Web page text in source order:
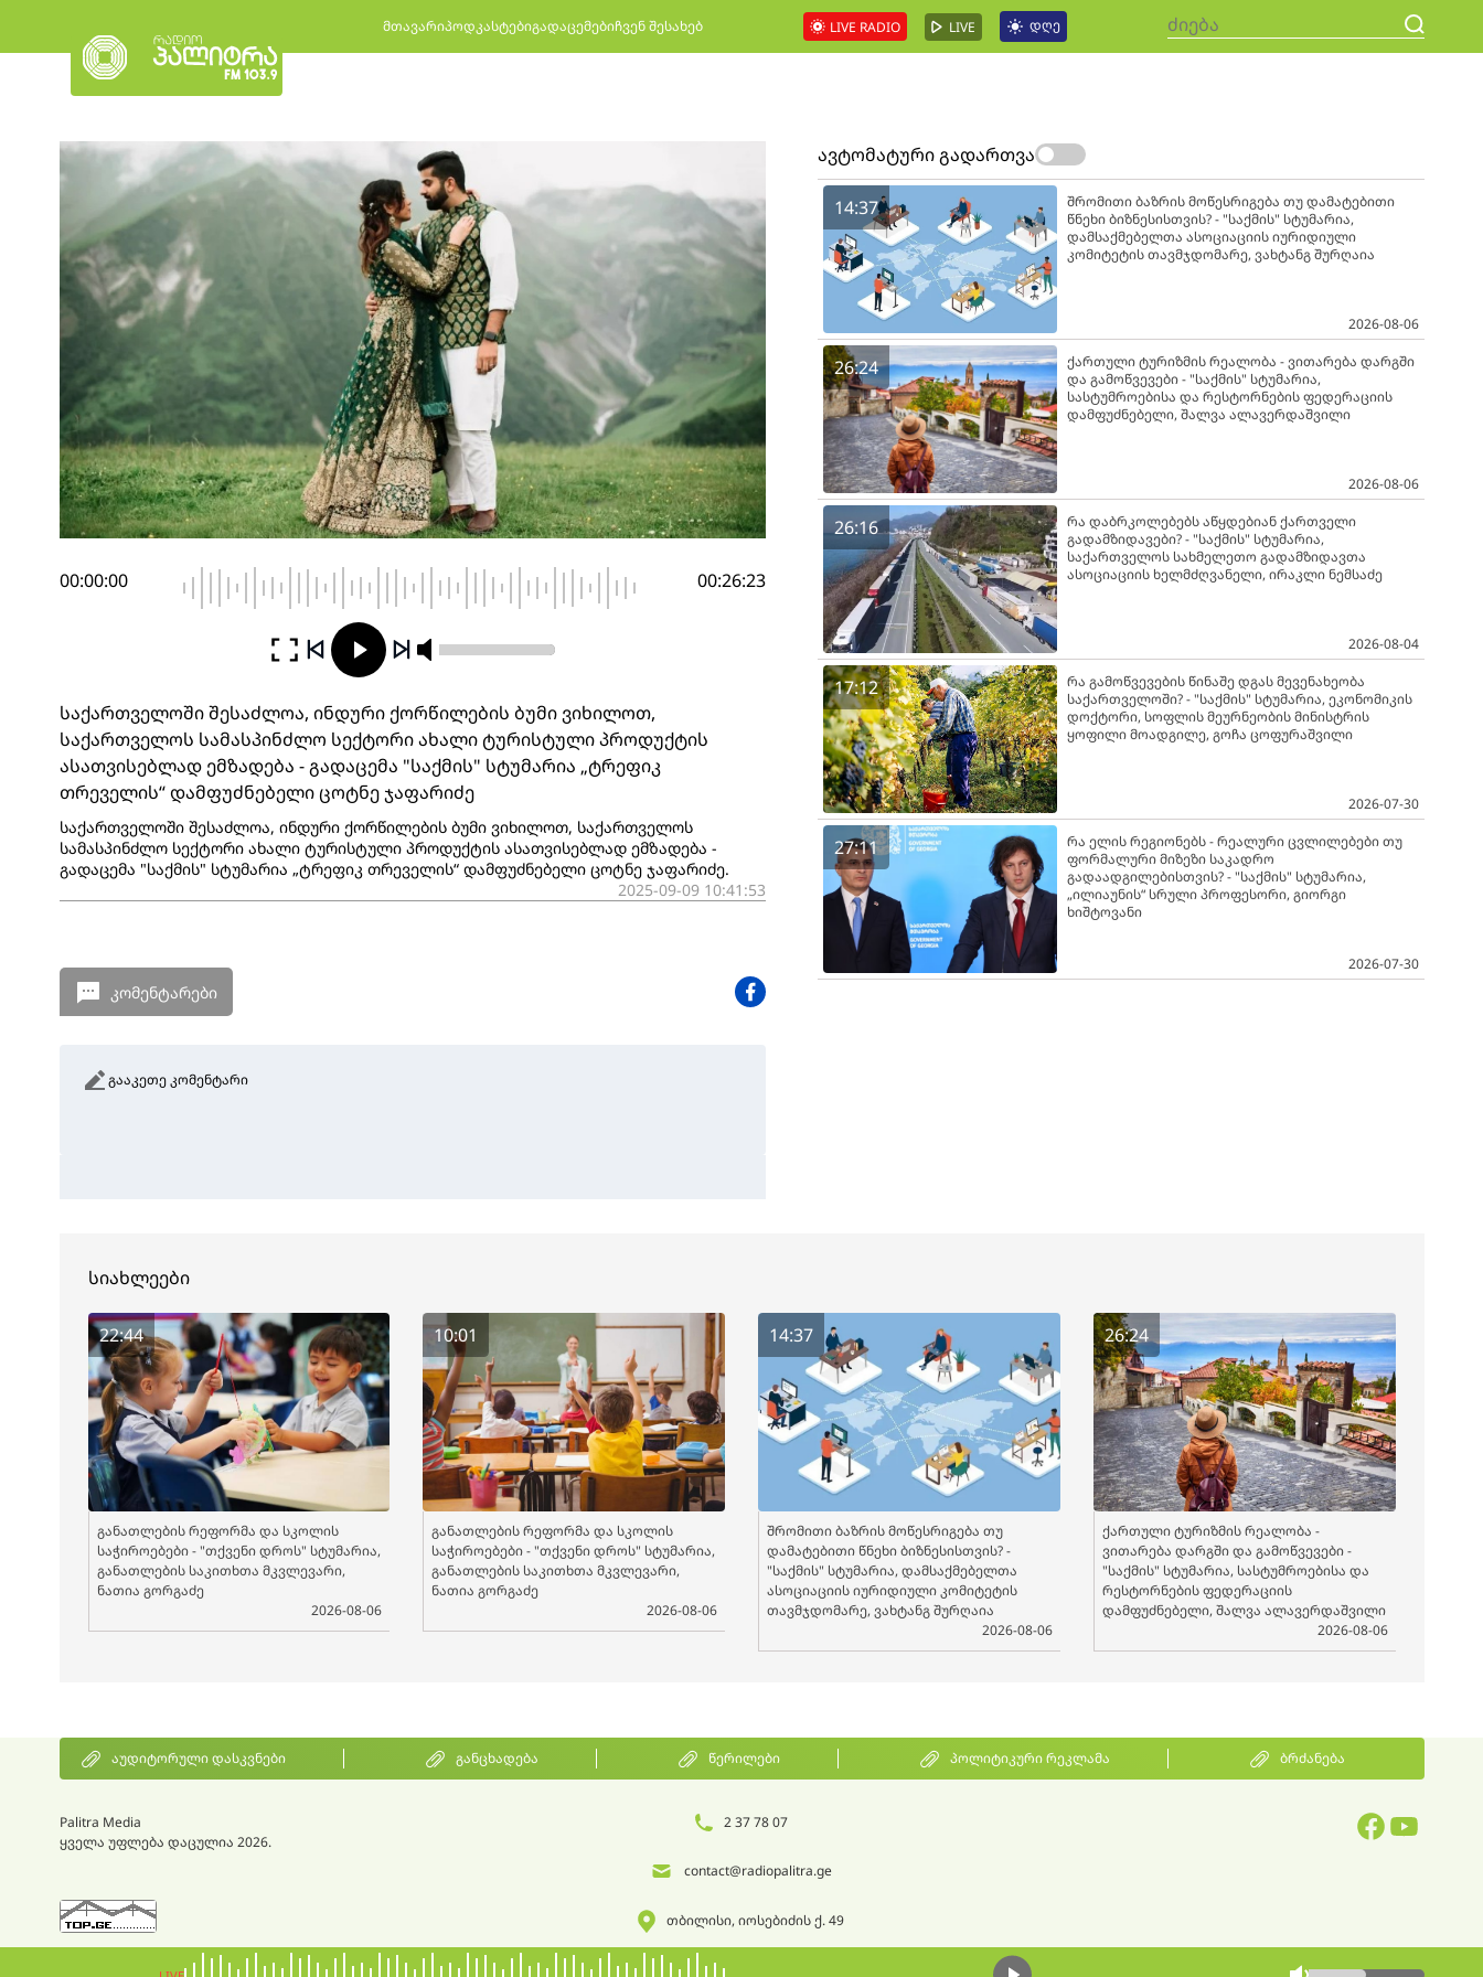
მთავარიპოდკასტებიგადაცემებიჩვენ შესახებ LIVE RADIO LIVE დღე
00:00:00 00:26:23
საქართველოში შესაძლოა, ინდური ქორწილების ბუმი ვიხილოთ,
საქართველოს სამასპინძლო სექტორი ახალი ტურისტული პროდუქტის
ასათვისებლად ემზადება - გადაცემა "საქმის" სტუმარია „ტრეფიკ
თრეველის“ დამფუძნებელი ცოტნე ჯაფარიძე
საქართველოში შესაძლოა, ინდური ქორწილების ბუმი ვიხილოთ, საქართველოს
სამასპინძლო სექტორი ახალი ტურისტული პროდუქტის ასათვისებლად ემზადება -
გადაცემა "საქმის" სტუმარია „ტრეფიკ თრეველის“ დამფუძნებელი ცოტნე ჯაფარიძე.
2025-09-09 10:41:53
კომენტარები
გააკეთე კომენტარი
ავტომატური გადართვა
14:37
შრომითი ბაზრის მოწესრიგება თუ დამატებითი
წნეხი ბიზნესისთვის? - "საქმის" სტუმარია,
დამსაქმებელთა ასოციაციის იურიდიული
კომიტეტის თავმჯდომარე, ვახტანგ შურღაია
2026-08-06
26:24
ქართული ტურიზმის რეალობა - ვითარება დარგში
და გამოწვევები - "საქმის" სტუმარია,
სასტუმროებისა და რესტორნების ფედერაციის
დამფუძნებელი, შალვა ალავერდაშვილი
2026-08-06
26:16
რა დაბრკოლებებს აწყდებიან ქართველი
გადამზიდავები? - "საქმის" სტუმარია,
საქართველოს სახმელეთო გადამზიდავთა
ასოციაციის ხელმძღვანელი, ირაკლი ნემსაძე
2026-08-04
17:12
რა გამოწვევების წინაშე დგას მევენახეობა
საქართველოში? - "საქმის" სტუმარია, ეკონომიკის
დოქტორი, სოფლის მეურნეობის მინისტრის
ყოფილი მოადგილე, გოჩა ცოფურაშვილი
2026-07-30
27:11
რა ელის რეგიონებს - რეალური ცვლილებები თუ
ფორმალური მიზეზი საკადრო
გადაადგილებისთვის? - "საქმის" სტუმარია,
„ილიაუნის“ სრული პროფესორი, გიორგი
ხიშტოვანი
2026-07-30
სიახლეები
22:44
განათლების რეფორმა და სკოლის
საჭიროებები - "თქვენი დროს" სტუმარია,
განათლების საკითხთა მკვლევარი,
ნათია გორგაძე
2026-08-06
10:01
განათლების რეფორმა და სკოლის
საჭიროებები - "თქვენი დროს" სტუმარია,
განათლების საკითხთა მკვლევარი,
ნათია გორგაძე
2026-08-06
14:37
შრომითი ბაზრის მოწესრიგება თუ
დამატებითი წნეხი ბიზნესისთვის? -
"საქმის" სტუმარია, დამსაქმებელთა
ასოციაციის იურიდიული კომიტეტის
თავმჯდომარე, ვახტანგ შურღაია
2026-08-06
26:24
ქართული ტურიზმის რეალობა -
ვითარება დარგში და გამოწვევები -
"საქმის" სტუმარია, სასტუმროებისა და
რესტორნების ფედერაციის
დამფუძნებელი, შალვა ალავერდაშვილი
2026-08-06
აუდიტორული დასკვნები განცხადება წერილები პოლიტიკური რეკლამა ბრძანება
Palitra Media
ყველა უფლება დაცულია 2026.
2 37 78 07
contact@radiopalitra.ge
თბილისი, იოსებიძის ქ. 49